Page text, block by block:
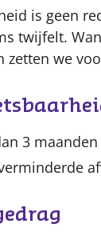
is geen
twijfelt.
zetten we
3 maanden